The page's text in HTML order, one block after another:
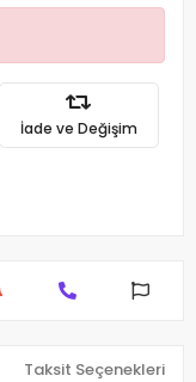
İade ve Değişim
Taksit Seçenekleri